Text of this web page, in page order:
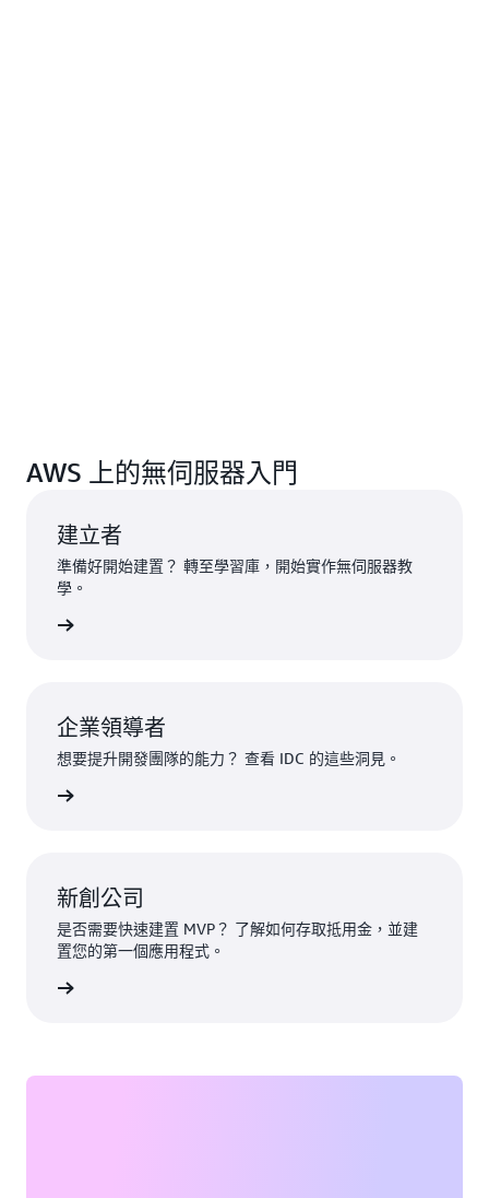
AWS 上的無伺服器入門
建立者
準備好開始建置？ 轉至學習庫，開始實作無伺服器教
學。
企業領導者
想要提升開發團隊的能力？ 查看 IDC 的這些洞見。
新創公司
是否需要快速建置 MVP？ 了解如何存取抵用金，並建
置您的第一個應用程式。